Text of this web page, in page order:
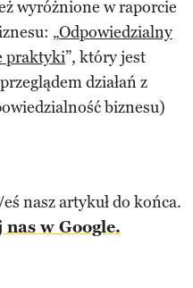
wyróżnione w raporcie
„Odpowiedzialny
praktyki”, który jest
działań z
biznesu)
nasz artykuł do końca.
w Google.